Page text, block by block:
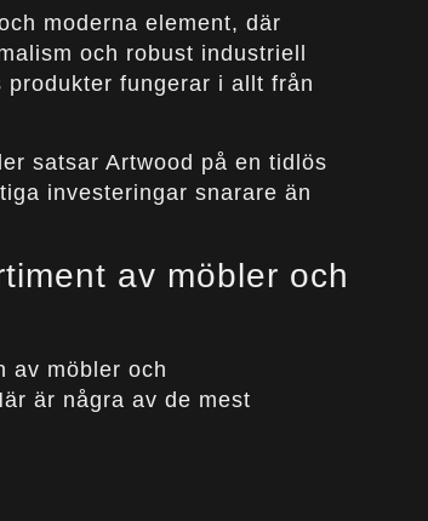
moderna element, där
och robust industriell
produkter fungerar i allt från
satsar Artwood på en tidlös
investeringar snarare än
av möbler och
av möbler och
är några av de mest